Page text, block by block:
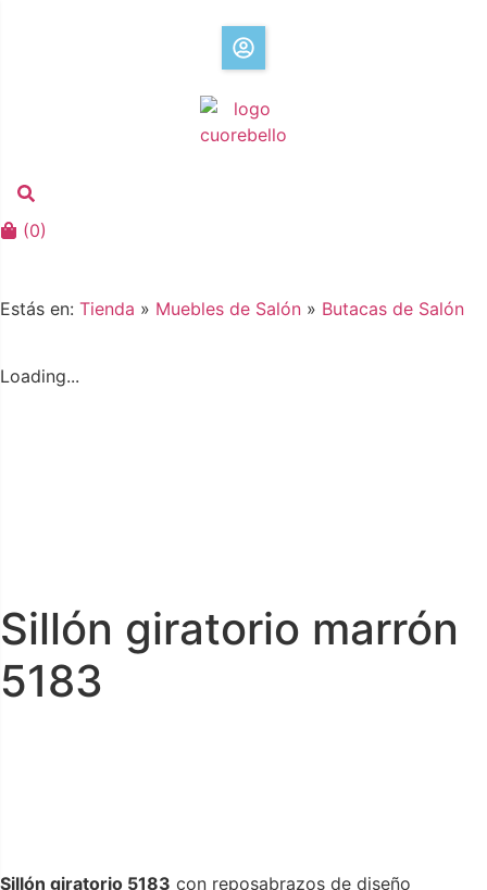
(0)
Estás en: Tienda » Muebles de Salón » Butacas de Salón
Loading...
Sillón giratorio marrón
5183
Sillón giratorio 5183 con reposabrazos de diseño